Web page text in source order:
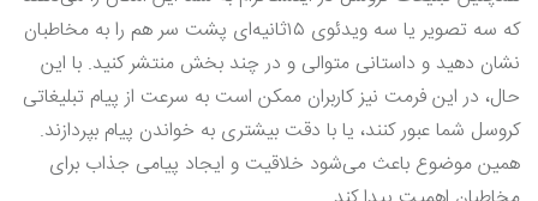
که سه تصویر یا سه ویدئوی ۱۵ثانیه‌ای پشت سر هم را به مخاطبان
نشان دهید و داستانی متوالی و در چند بخش منتشر کنید. با این
حال، در این فرمت نیز کاربران ممکن است به سرعت از پیام تبلیغاتی
کروسل شما عبور کنند، یا با دقت بیشتری به خواندن پیام بپردازند.
همین موضوع باعث می‌شود خلاقیت و ایجاد پیامی جذاب برای